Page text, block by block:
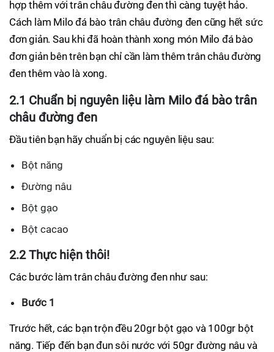
hợp thêm với trân châu đường đen thì càng tuyệt hảo.
Cách làm Milo đá bào trân châu đường đen cũng hết sức
đơn giản. Sau khi đã hoàn thành xong món Milo đá bào
đơn giản bên trên bạn chỉ cần làm thêm trân châu đường
đen thêm vào là xong.
2.1 Chuẩn bị nguyên liệu làm Milo đá bào trân
châu đường đen
Đầu tiên bạn hãy chuẩn bị các nguyên liệu sau:
Bột năng
Đường nâu
Bột gạo
Bột cacao
2.2 Thực hiện thôi!
Các bước làm trân châu đường đen như sau:
Bước 1
Trước hết, các bạn trộn đều 20gr bột gạo và 100gr bột
năng. Tiếp đến bạn đun sôi nước với 50gr đường nâu và